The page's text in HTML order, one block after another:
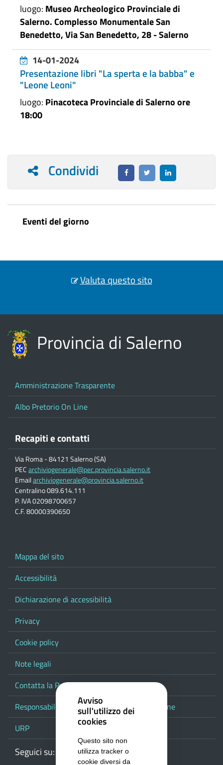
luogo: Museo Archeologico Provinciale di
Salerno. Complesso Monumentale San
Benedetto, Via San Benedetto, 28 - Salerno
14-01-2024
Presentazione libri "La sperta e la babba" e
"Leone Leoni"
luogo: Pinacoteca Provinciale di Salerno ore
18:00
Condividi
Eventi del giorno
Valuta questo sito
Provincia di Salerno
Amministrazione Trasparente
Albo Pretorio On Line
Recapiti e contatti
Via Roma - 84121 Salerno (SA)
PECarchiviogenerale@pec.provincia.salerno.it
Emailarchiviogenerale@provincia.salerno.it
Centralino 089.614.111
P. IVA 02098700657
C.F. 80000390650
Mappa del sito
Accessibilità
Dichiarazione di accessibilità
Privacy
Cookie policy
Note legali
Contatta la Provincia
Responsabile del procedimento di pubblicazione
URP
Seguici su: WebmailFacebook
Youtube
Avviso
sull'utilizzo dei
cookies
Questo sito non
utilizza tracker o
cookie diversi da